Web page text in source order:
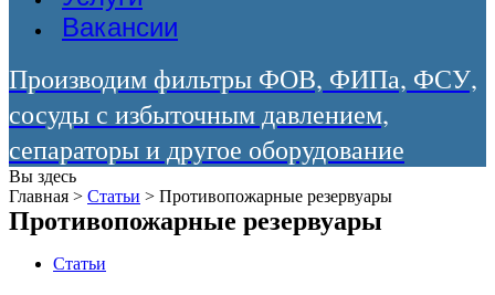
Вакансии
Производим фильтры ФОВ, ФИПа, ФСУ,
сосуды с избыточным давлением,
сепараторы и другое оборудование
Вы здесь
Главная > Статьи > Противопожарные резервуары
Противопожарные резервуары
Статьи